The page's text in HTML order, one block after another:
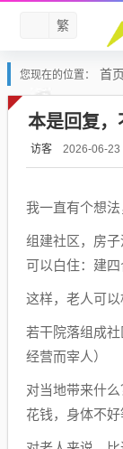
繁
您现在的位置： 首页
本是回复，
访客 2026-06-23
我一直有个想法
组建社区，房
可以白住：建四
这样，老人可以
若干院落组成
经营而宰人）
对当地带来什
花钱，身体不